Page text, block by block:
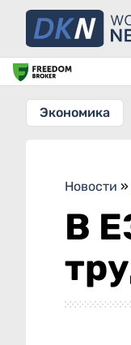
Экономика
Новости »
В